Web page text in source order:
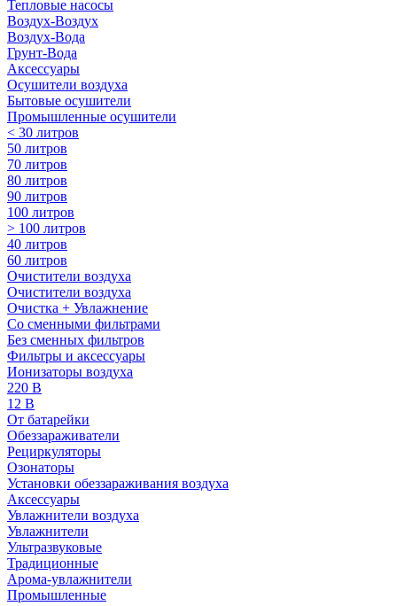
Тепловые насосы
Воздух-Воздух
Воздух-Вода
Грунт-Вода
Аксессуары
Осушители воздуха
Бытовые осушители
Промышленные осушители
< 30 литров
50 литров
70 литров
80 литров
90 литров
100 литров
> 100 литров
40 литров
60 литров
Очистители воздуха
Очистители воздуха
Очистка + Увлажнение
Cо сменными фильтрами
Без сменных фильтров
Фильтры и аксессуары
Ионизаторы воздуха
220 В
12 В
От батарейки
Обеззараживатели
Рециркуляторы
Озонаторы
Установки обеззараживания воздуха
Аксессуары
Увлажнители воздуха
Увлажнители
Ультразвуковые
Традиционные
Арома-увлажнители
Промышленные